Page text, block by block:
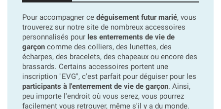
Pour accompagner ce déguisement futur marié, vous
trouverez sur notre site de nombreux accessoires
personnalisés pour les enterrements de vie de
garçon comme des colliers, des lunettes, des
écharpes, des bracelets, des chapeaux ou encore des
brassards. Certains accessoires portent une
inscription "EVG", c'est parfait pour déguiser pour les
participants à l'enterrement de vie de garçon. Ainsi,
peu importe l'endroit où vous serez, vous pourrez
facilement vous retrouver, même s'il y a du monde.